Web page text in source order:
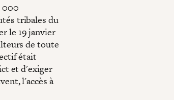
000
tribales du
le 19 janvier
de toute
était
et d'exiger
l'accès à